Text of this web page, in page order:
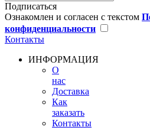
Подписаться
Ознакомлен и согласен с текстом
конфиденциальности
Контакты
ИНФОРМАЦИЯ
О
нас
Доставка
Как
заказать
Контакты